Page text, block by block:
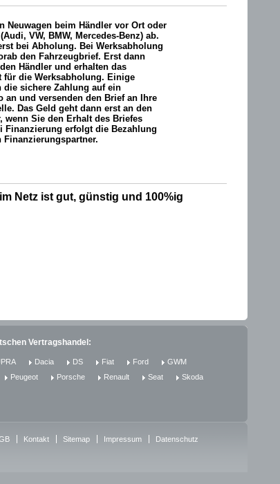
Neuwagen beim Händler vor Ort oder
VW, BMW, Mercedes-Benz) ab.
bei Abholung. Bei Werksabholung
den Fahrzeugbrief. Erst dann
Händler und erhalten das
für die Werksabholung. Einige
die sichere Zahlung auf ein
an und versenden den Brief an Ihre
Das Geld geht dann erst an den
wenn Sie den Erhalt des Briefes
Finanzierung erfolgt die Bezahlung
Finanzierungspartner.
Netz ist gut, günstig und 100%ig
Vertragshandel:
Dacia DS Fiat Ford
GWM
Peugeot Porsche Renault Seat
Skoda
Kontakt Sitemap Impressum Datenschutz